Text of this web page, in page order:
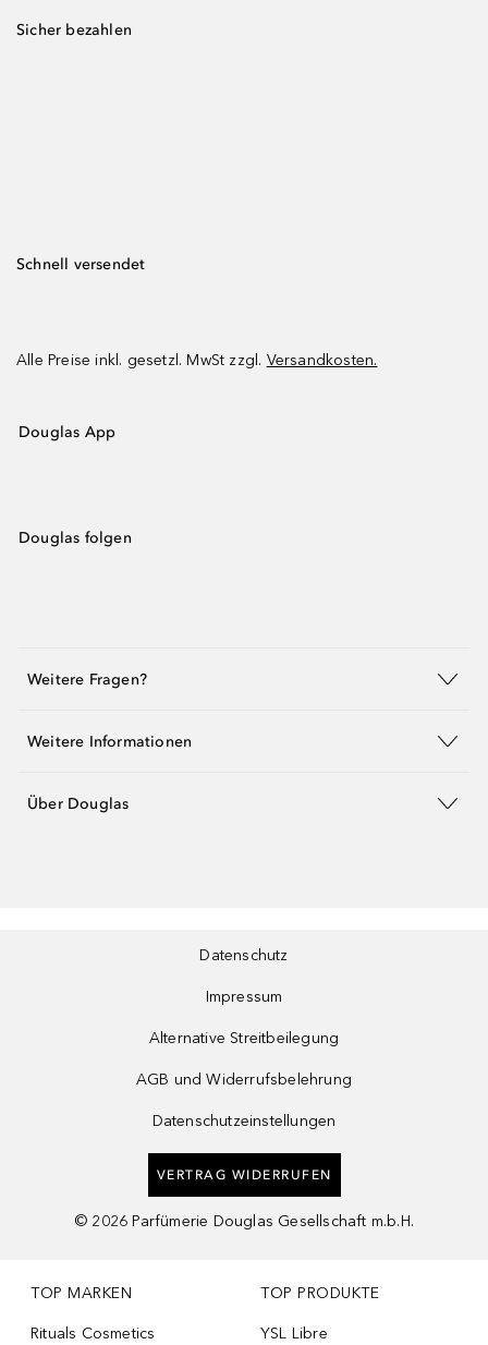
Sicher bezahlen
Schnell versendet
Alle Preise inkl. gesetzl. MwSt zzgl. Versandkosten.
Douglas App
Douglas folgen
Weitere Fragen?
Weitere Informationen
Über Douglas
Datenschutz
Impressum
Alternative Streitbeilegung
AGB und Widerrufsbelehrung
Datenschutzeinstellungen
VERTRAG WIDERRUFEN
© 2026 Parfümerie Douglas Gesellschaft m.b.H.
TOP MARKEN
Rituals Cosmetics
TOP PRODUKTE
YSL Libre